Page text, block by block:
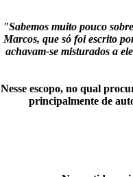
"Sabemos muito pouco
Marcos, que só foi escrito
achavam-se misturados a
Nesse escopo, no qual
principalmente de